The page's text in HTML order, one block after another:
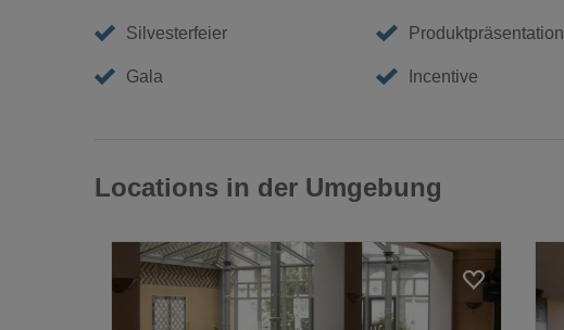
Silvesterfeier Produktpräsentation
Gala Incentive
Locations in der Umgebung